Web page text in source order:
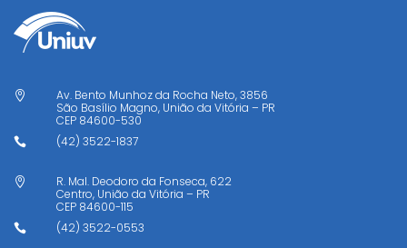

Av. Bento Munhoz da Rocha Neto, 3856
São Basílio Magno, União da Vitória – PR
CEP 84600-530
 (42) 3522-1837

R. Mal. Deodoro da Fonseca, 622
Centro, União da Vitória – PR
CEP 84600-115
 (42) 3522-0553